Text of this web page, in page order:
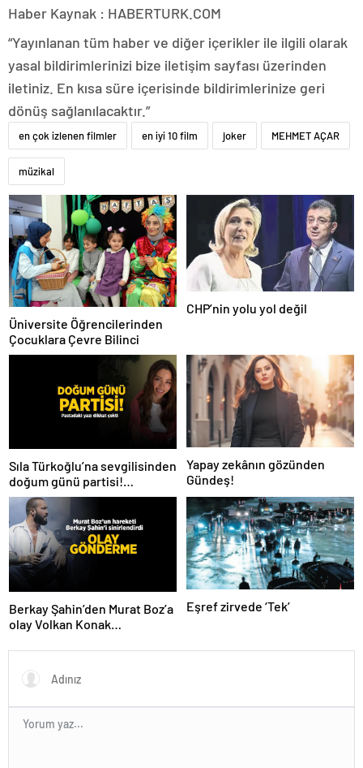
Haber Kaynak : HABERTURK.COM
“Yayınlanan tüm haber ve diğer içerikler ile ilgili olarak
yasal bildirimlerinizi bize iletişim sayfası üzerinden
iletiniz. En kısa süre içerisinde bildirimlerinize geri
dönüş sağlanılacaktır.”
en çok izlenen filmler en iyi 10 film joker MEHMET AÇAR
müzikal
Üniversite Öğrencilerinden
Çocuklara Çevre Bilinci
CHP’nin yolu yol değil
Sıla Türkoğlu’na sevgilisinden
doğum günü partisi!
Pastadaki yazı dikkat çekti
Yapay zekânın gözünden
Gündeş!
Berkay Şahin’den Murat Boz’a
olay Volkan Konak
seni ağabeyim’
Eşref zirvede ‘Tek’